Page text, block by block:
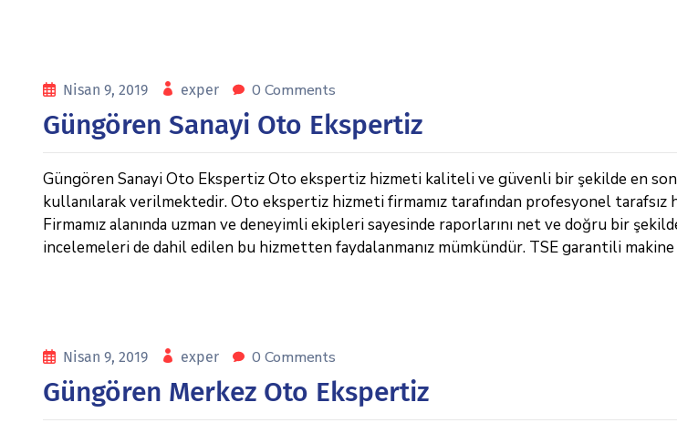
Nisan 9, 2019 exper 0 Comments
Güngören Sanayi Oto Ekspertiz
Güngören Sanayi Oto Ekspertiz Oto ekspertiz hizmeti kaliteli ve güvenli bir şekilde en
kullanılarak verilmektedir. Oto ekspertiz hizmeti firmamız tarafından profesyonel
Firmamız alanında uzman ve deneyimli ekipleri sayesinde raporlarını net ve doğru bir
incelemeleri de dahil edilen bu hizmetten faydalanmanız mümkündür. TSE garantili
Nisan 9, 2019 exper 0 Comments
Güngören Merkez Oto Ekspertiz